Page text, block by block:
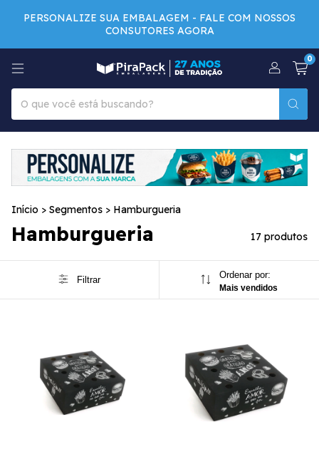
PERSONALIZE SUA EMBALAGEM - FALE COM NOSSOS
CONSUTORES AGORA
0
Início > Segmentos > Hamburgueria
Hamburgueria 17 produtos
Filtrar Ordenar por:
Mais vendidos